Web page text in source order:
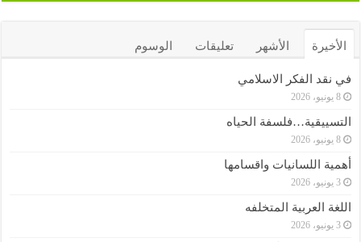
الأخيرة الأشهر تعليقات الوسوم
في نقد الفكر الاسلامي
8 يونيو، 2026
التسييقية…فلسفة الحياه
8 يونيو، 2026
أهمية اللسانيات واقسامها
3 يونيو، 2026
اللغة العربية المتخلفه
3 يونيو، 2026